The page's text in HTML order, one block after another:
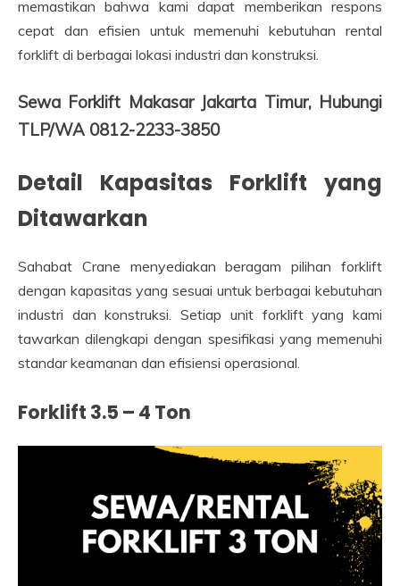
memastikan bahwa kami dapat memberikan respons
cepat dan efisien untuk memenuhi kebutuhan rental
forklift di berbagai lokasi industri dan konstruksi.
Sewa Forklift Makasar Jakarta Timur, Hubungi
TLP/WA 0812-2233-3850
Detail Kapasitas Forklift yang
Ditawarkan
Sahabat Crane menyediakan beragam pilihan forklift
dengan kapasitas yang sesuai untuk berbagai kebutuhan
industri dan konstruksi. Setiap unit forklift yang kami
tawarkan dilengkapi dengan spesifikasi yang memenuhi
standar keamanan dan efisiensi operasional.
Forklift 3.5 – 4 Ton